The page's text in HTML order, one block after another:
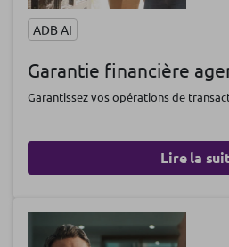
ADB AI
Garantie financière
Garantissez vos opérations de
Lire la